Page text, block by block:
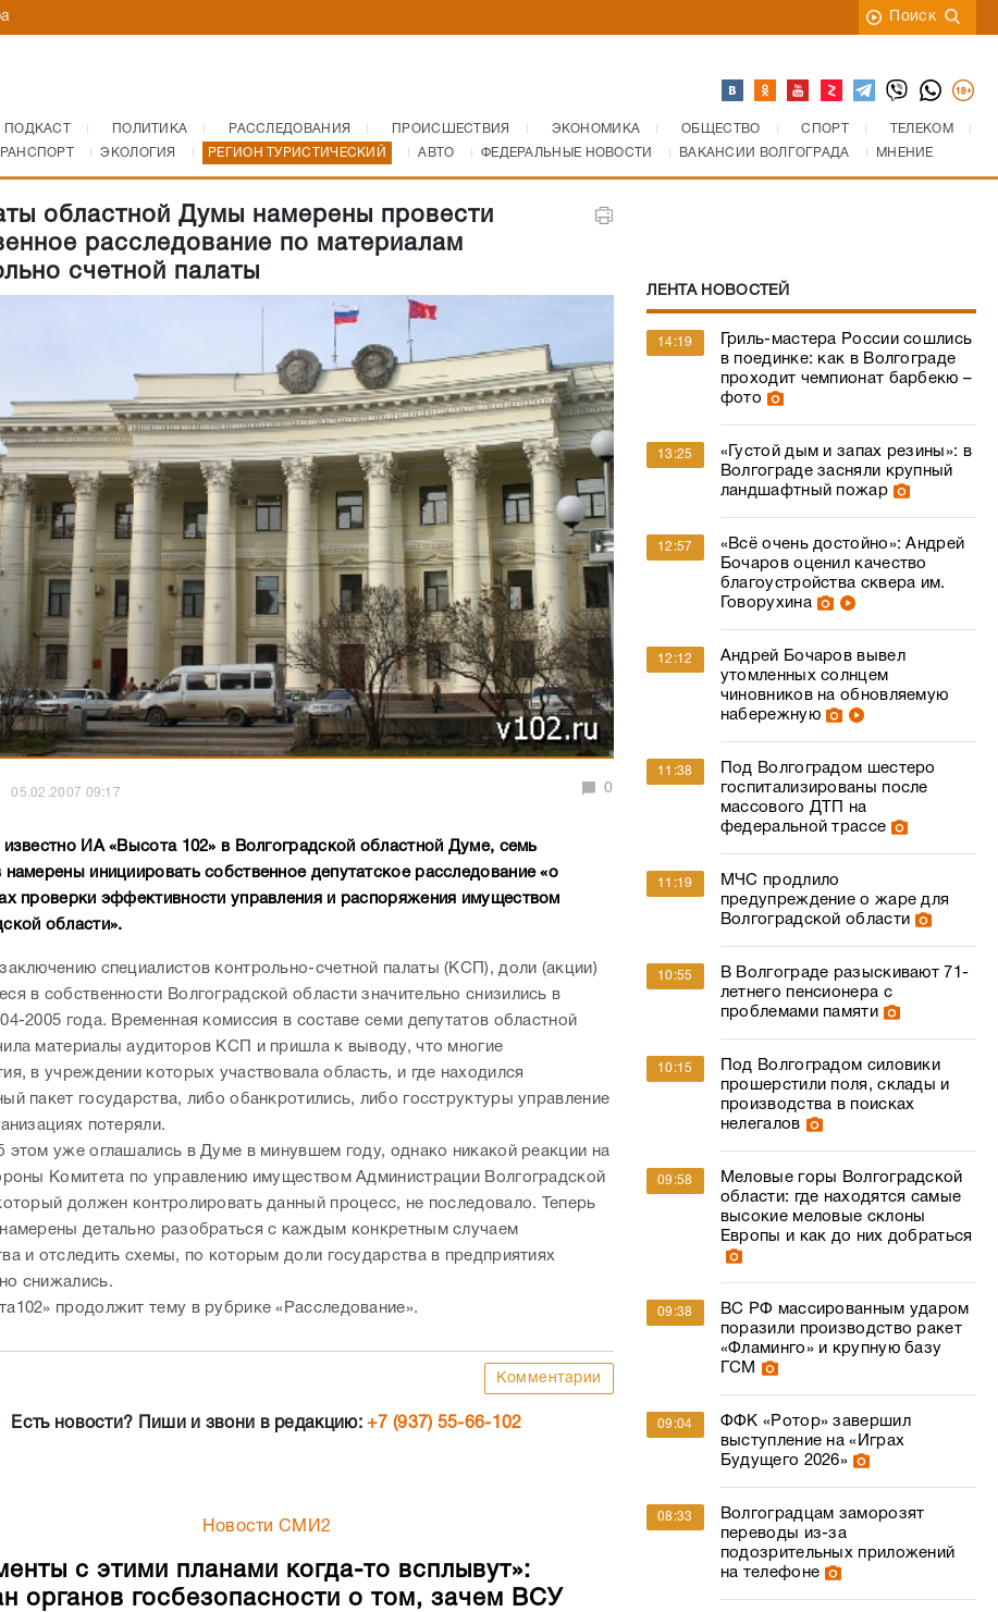
Поиск
ПОДКАСТ ПОЛИТИКА РАССЛЕДОВАНИЯ ПРОИСШЕСТВИЯ ЭКОНОМИКА ОБЩЕСТВО СПОРТ
ТЕЛЕКОМ
ЭКОЛОГИЯ РЕГИОН ТУРИСТИЧЕСКИЙ АВТО ФЕДЕРАЛЬНЫЕ НОВОСТИ ВАКАНСИИ ВОЛГОГРАДА МНЕНИЕ
областной Думы намерены провести
расследование по материалам
счетной палаты
05.02.2007 09:17 0
известно ИА «Высота 102» в Волгоградской областной Думе, семь
намерены инициировать собственное депутатское расследование «о
проверки эффективности управления и распоряжения имуществом
области».
специалистов контрольно-счетной палаты (КСП), доли (акции)
в собственности Волгоградской области значительно снизились в
2005 года. Временная комиссия в составе семи депутатов областной
материалы аудиторов КСП и пришла к выводу, что многие
в учреждении которых участвовала область, и где находился
пакет государства, либо обанкротились, либо госструктуры управление
потеряли.
этом уже оглашались в Думе в минувшем году, однако никакой реакции на
Комитета по управлению имуществом Администрации Волгоградской
должен контролировать данный процесс, не последовало. Теперь
детально разобраться с каждым конкретным случаем
и отследить схемы, по которым доли государства в предприятиях
снижались.
продолжит тему в рубрике «Расследование».
Комментарии
Есть новости? Пиши и звони в редакцию:+7 (937) 55-66-102
Новости СМИ2
с этими планами когда-то всплывут»:
органов госбезопасности о том, зачем ВСУ
ЛЕНТА НОВОСТЕЙ
14:19
Гриль-мастера России сошлись
в поединке: как в Волгограде
проходит чемпионат барбекю –
фото
13:25
«Густой дым и запах резины»: в
Волгограде засняли крупный
ландшафтный пожар
12:57
«Всё очень достойно»: Андрей
Бочаров оценил качество
благоустройства сквера им.
Говорухина
12:12
Андрей Бочаров вывел
утомленных солнцем
чиновников на обновляемую
набережную
11:38
Под Волгоградом шестеро
госпитализированы после
массового ДТП на
федеральной трассе
11:19
МЧС продлило
предупреждение о жаре для
Волгоградской области
10:55
В Волгограде разыскивают 71-
летнего пенсионера с
проблемами памяти
10:15
Под Волгоградом силовики
прошерстили поля, склады и
производства в поисках
нелегалов
09:58
Меловые горы Волгоградской
области: где находятся самые
высокие меловые склоны
Европы и как до них добраться
09:38
ВС РФ массированным ударом
поразили производство ракет
«Фламинго» и крупную базу
ГСМ
09:04
ФФК «Ротор» завершил
выступление на «Играх
Будущего 2026»
08:33
Волгоградцам заморозят
переводы из-за
подозрительных приложений
на телефоне